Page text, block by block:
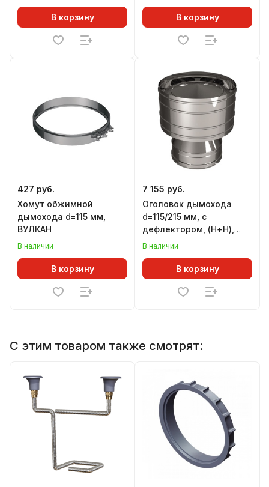
В корзину В корзину
427 руб.
Хомут обжимной
дымохода d=115 мм,
ВУЛКАН
В наличии
В корзину
7 155 руб.
Оголовок дымохода
d=115/215 мм, с
дефлектором, (Н+Н),
ВУЛКАН
В наличии
В корзину
С этим товаром также смотрят: